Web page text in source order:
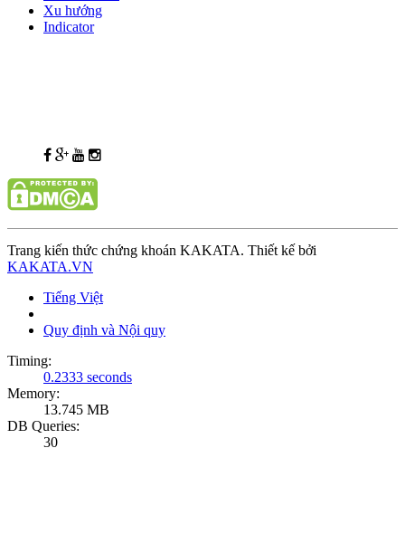
Xu hướng
Indicator
Trang kiến thức chứng khoán KAKATA. Thiết kế bởi
KAKATA.VN
Tiếng Việt
Quy định và Nội quy
Timing:
0.2333 seconds
Memory:
13.745 MB
DB Queries:
30